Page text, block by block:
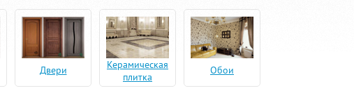
Двери
Керамическая
плитка
Обои